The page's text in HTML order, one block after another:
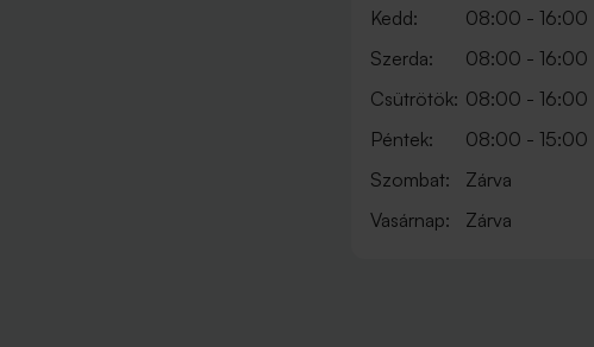
Kedd:
08:00 - 16:00
Szerda:
08:00 - 16:00
Csütrötök: 08:00 - 16:00
Péntek:
08:00 - 15:00
Szombat:
Zárva
Vasárnap:
Zárva